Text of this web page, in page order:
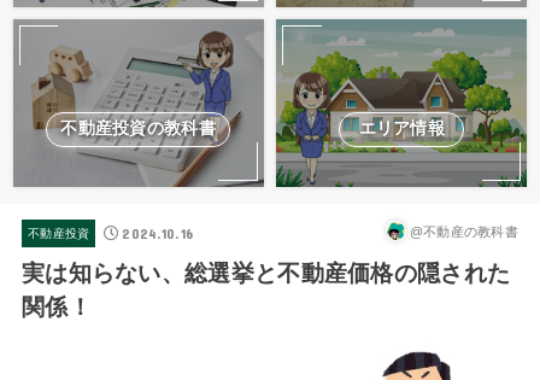
不動産投資の教科書 エリア情報
不動産投資 2024.10.16 @不動産の教科書
実は知らない、総選挙と不動産価格の隠された
関係！